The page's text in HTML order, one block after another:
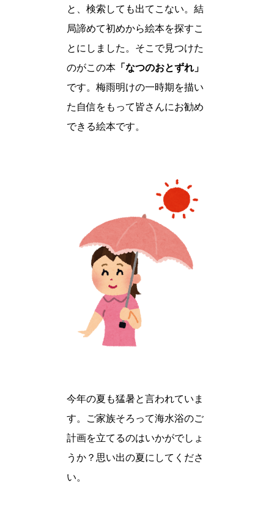
と、検索しても出てこない。結
局諦めて初めから絵本を探すこ
とにしました。そこで見つけた
のがこの本 「なつのおとずれ」
です。梅雨明けの一時期を描い
た自信をもって皆さんにお勧め
できる絵本です。
今年の夏も猛暑と言われていま
す。ご家族そろって海水浴のご
計画を立てるのはいかがでしょ
うか？思い出の夏にしてくださ
い。